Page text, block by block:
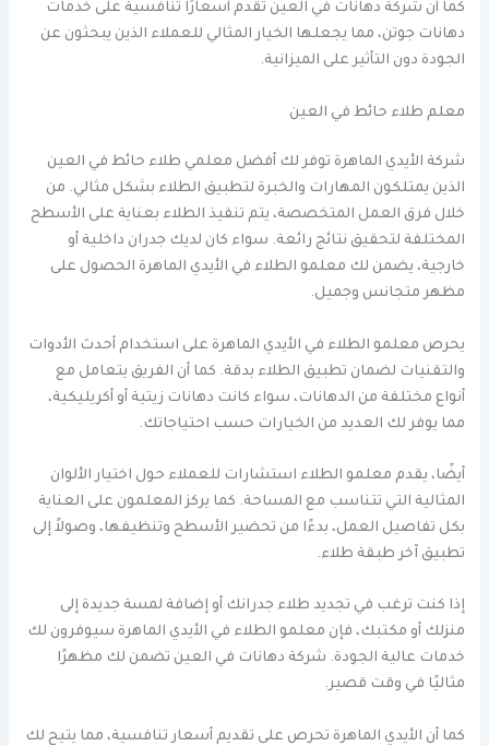
كما أن شركة دهانات في العين تقدم أسعارًا تنافسية على خدمات
دهانات جوتن، مما يجعلها الخيار المثالي للعملاء الذين يبحثون عن
الجودة دون التأثير على الميزانية.
معلم طلاء حائط في العين
شركة الأيدي الماهرة توفر لك أفضل معلمي طلاء حائط في العين
الذين يمتلكون المهارات والخبرة لتطبيق الطلاء بشكل مثالي. من
خلال فرق العمل المتخصصة، يتم تنفيذ الطلاء بعناية على الأسطح
المختلفة لتحقيق نتائج رائعة. سواء كان لديك جدران داخلية أو
خارجية، يضمن لك معلمو الطلاء في الأيدي الماهرة الحصول على
مظهر متجانس وجميل.
يحرص معلمو الطلاء في الأيدي الماهرة على استخدام أحدث الأدوات
والتقنيات لضمان تطبيق الطلاء بدقة. كما أن الفريق يتعامل مع
أنواع مختلفة من الدهانات، سواء كانت دهانات زيتية أو أكريليكية،
مما يوفر لك العديد من الخيارات حسب احتياجاتك.
أيضًا، يقدم معلمو الطلاء استشارات للعملاء حول اختيار الألوان
المثالية التي تتناسب مع المساحة. كما يركز المعلمون على العناية
بكل تفاصيل العمل، بدءًا من تحضير الأسطح وتنظيفها، وصولاً إلى
تطبيق آخر طبقة طلاء.
إذا كنت ترغب في تجديد طلاء جدرانك أو إضافة لمسة جديدة إلى
منزلك أو مكتبك، فإن معلمو الطلاء في الأيدي الماهرة سيوفرون لك
خدمات عالية الجودة. شركة دهانات في العين تضمن لك مظهرًا
مثاليًا في وقت قصير.
كما أن الأيدي الماهرة تحرص على تقديم أسعار تنافسية، مما يتيح لك